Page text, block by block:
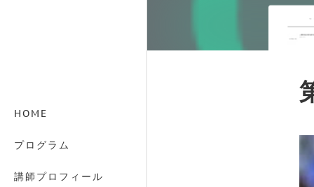
HOME
プログラム
講師プロフィール